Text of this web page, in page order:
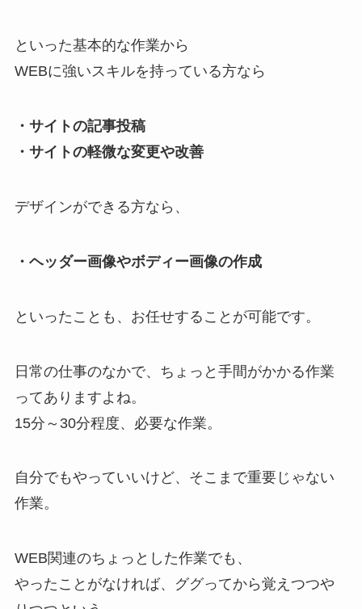
といった基本的な作業から
WEBに強いスキルを持っている方なら
・サイトの記事投稿
・サイトの軽微な変更や改善
デザインができる方なら、
・ヘッダー画像やボディー画像の作成
といったことも、お任せすることが可能です。
日常の仕事のなかで、ちょっと手間がかかる作業
ってありますよね。
15分～30分程度、必要な作業。
自分でもやっていいけど、そこまで重要じゃない
作業。
WEB関連のちょっとした作業でも、
やったことがなければ、ググってから覚えつつや